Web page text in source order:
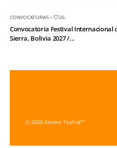
CONVOCATORIAS• 26
Convocatoria Festival Internacional
Sierra, Bolivia 2027 /...
© 2026 Kiosko Teatral™